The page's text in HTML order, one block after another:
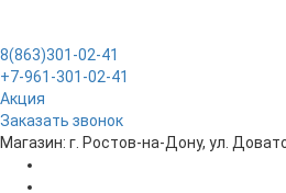
8(863)301-02-41
+7-961-301-02-41
Акция
Заказать звонок
Магазин: г. Ростов-на-Дону, ул.